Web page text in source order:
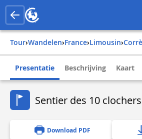
Tour› Wandelen› france› limousin›
Presentatie Beschrijving Kaart
Sentier des 10 clochers
Download PDF